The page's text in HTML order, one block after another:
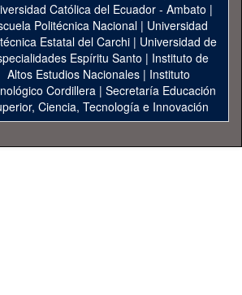
Católica del Ecuador - Ambato |
Politécnica Nacional| Universidad
Estatal del Carchi| Universidad de
Espíritu Santo | Instituto de
Altos Estudios Nacionales | Instituto
Cordillera | Secretaría Educación
Ciencia, Tecnología e Innovación